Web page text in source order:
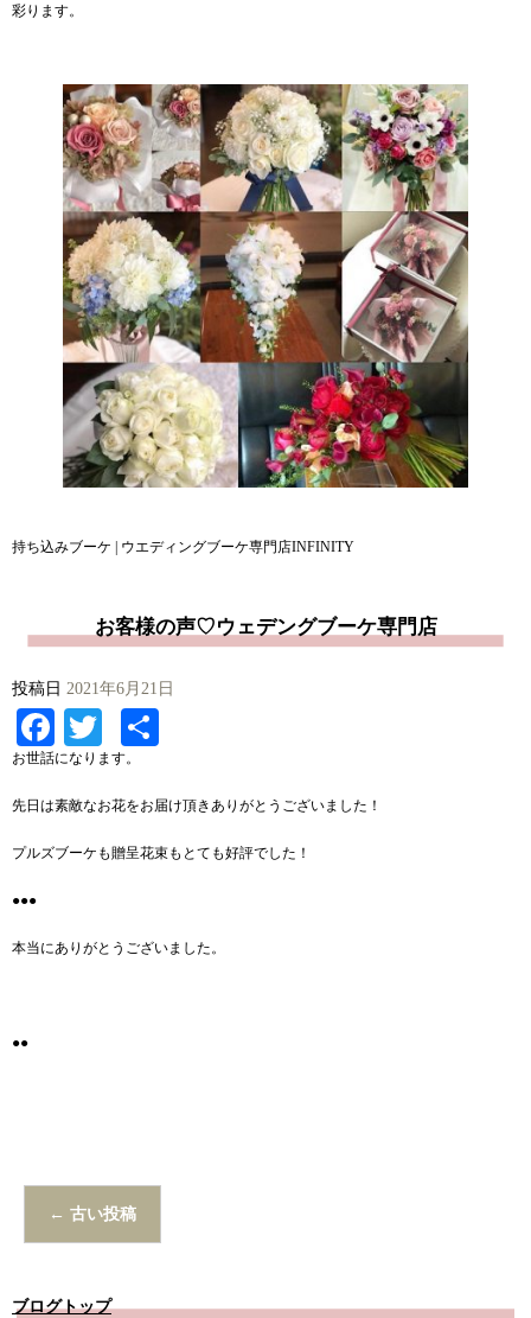
彩ります。
持ち込みブーケ | ウエディングブーケ専門店INFINITY
お客様の声♡ウェデングブーケ専門店
投稿日 2021年6月21日
Facebook
Twitter
お世話になります。
先日は素敵なお花をお届け頂きありがとうございました！
プルズブーケも贈呈花束もとても好評でした！
●●●
本当にありがとうございました。
●●
← 古い投稿
ブログトップ